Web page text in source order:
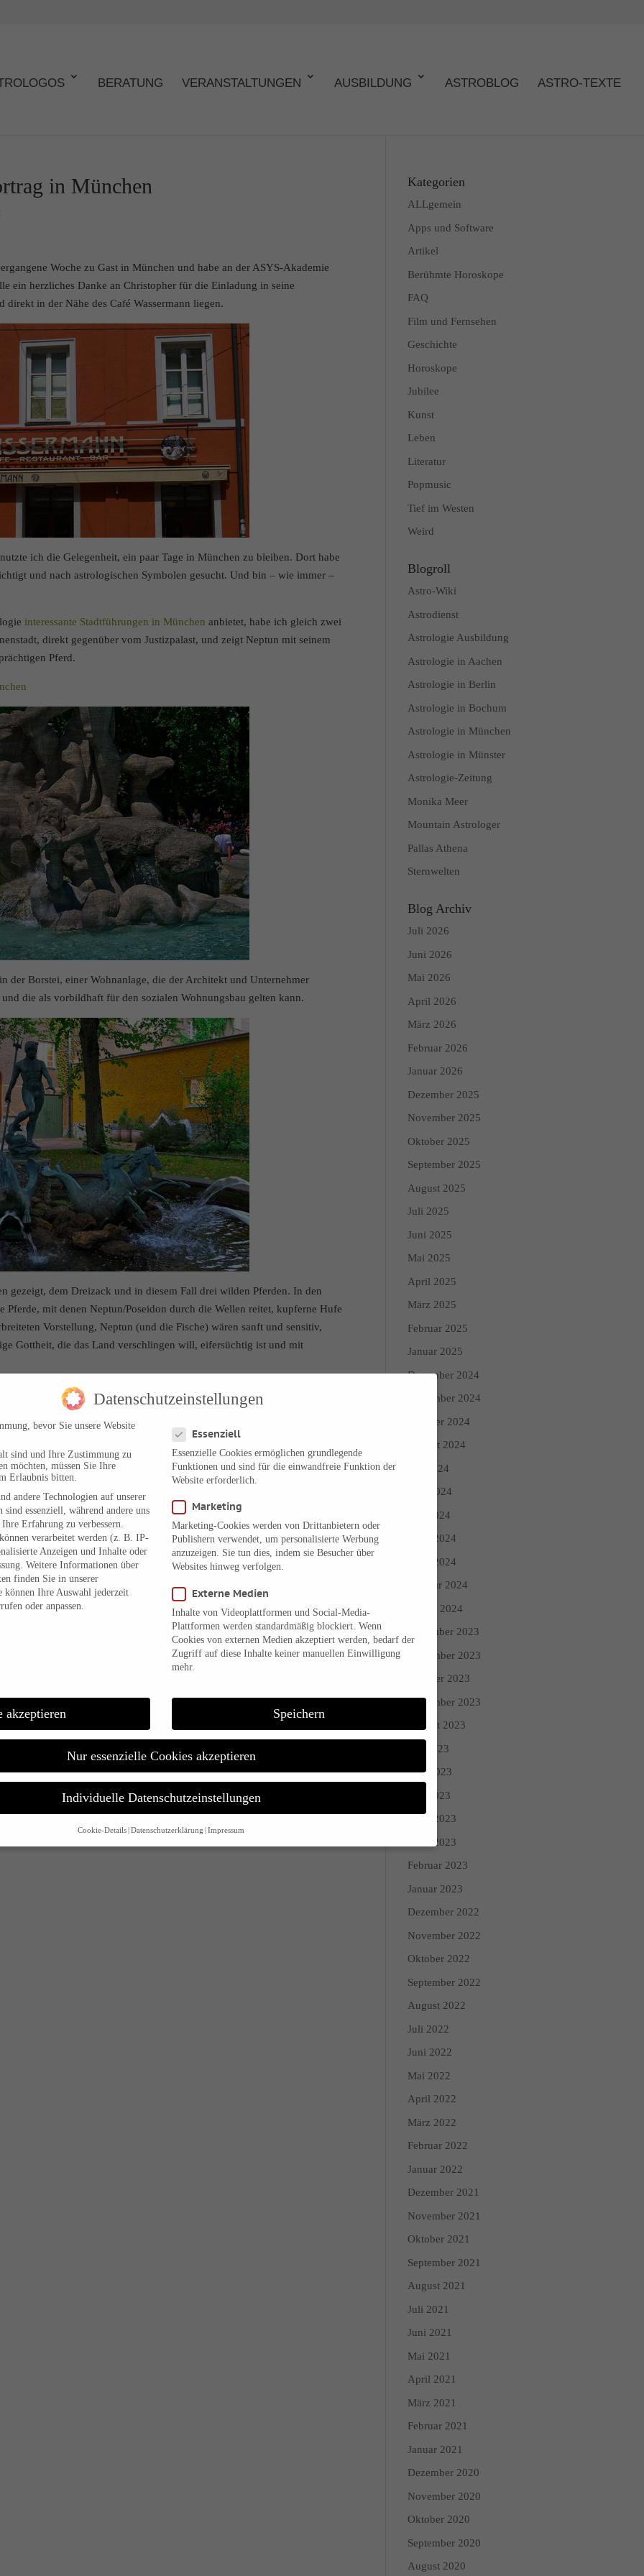
BERATUNG VERANSTALTUNGEN AUSBILDUNG ASTROBLOG ASTRO-TEXTE
in München
Woche zu Gast in München und habe an der ASYS-Akademie
ein herzliches Danke an Christopher für die Einladung in seine
in der Nähe des Café Wassermann liegen.
ich die Gelegenheit, ein paar Tage in München zu bleiben. Dort habe
und nach astrologischen Symbolen gesucht. Und bin – wie immer –
interessante Stadtführungen in München anbietet, habe ich gleich zwei
direkt gegenüber vom Justizpalast, und zeigt Neptun mit seinem
Pferd.
der Borstei, einer Wohnanlage, die der Architekt und Unternehmer
die als vorbildhaft für den sozialen Wohnungsbau gelten kann.
gezeigt, dem Dreizack und in diesem Fall drei wilden Pferden. In den
Pferde, mit denen Neptun/Poseidon durch die Wellen reitet, kupferne Hufe
Vorstellung, Neptun (und die Fische) wären sanft und sensitiv,
Gottheit, die das Land verschlingen will, eifersüchtig ist und mit
dieser Welt um einige Facetten erweitert werden. Jedenfalls
am Tag darauf mit Christopher noch ein wenig gefachsimpelt.
2012 dort wieder einen Vortrag halten. In den kommenden Wochen
der NRW-Sommerferien wird der nächste Newsletter verschickt.
.
sonnige August-Tage. Und allen, die in Urlaub fahren, einen
Kategorien
ALLgemein
Apps und Software
Artikel
Berühmte Horoskope
FAQ
Film und Fernsehen
Geschichte
Horoskope
Jubilee
Kunst
Leben
Literatur
Popmusic
Tief im Westen
Weird
Blogroll
Astro-Wiki
Astrodienst
Astrologie Ausbildung
Astrologie in Aachen
Astrologie in Berlin
Astrologie in Bochum
Astrologie in München
Astrologie in Münster
Astrologie-Zeitung
Monika Meer
Mountain Astrologer
Pallas Athena
Sternwelten
Blog Archiv
Juli 2026
Juni 2026
Mai 2026
April 2026
März 2026
Februar 2026
Januar 2026
Dezember 2025
November 2025
Oktober 2025
September 2025
August 2025
Juli 2025
Juni 2025
Mai 2025
April 2025
März 2025
Februar 2025
Januar 2025
Dezember 2024
November 2024
Oktober 2024
August 2024
Juli 2024
Juni 2024
Mai 2024
April 2024
März 2024
Februar 2024
Januar 2024
Dezember 2023
November 2023
Oktober 2023
September 2023
August 2023
Juli 2023
Juni 2023
Mai 2023
April 2023
März 2023
Februar 2023
Januar 2023
Dezember 2022
November 2022
Oktober 2022
September 2022
August 2022
Juli 2022
Juni 2022
Mai 2022
April 2022
März 2022
Februar 2022
Januar 2022
Dezember 2021
November 2021
Oktober 2021
September 2021
August 2021
Juli 2021
Juni 2021
Mai 2021
April 2021
März 2021
Februar 2021
Januar 2021
Dezember 2020
November 2020
Oktober 2020
September 2020
August 2020
Datenschutzeinstellungen
bevor Sie unsere Website
sind und Ihre Zustimmung zu
möchten, müssen Sie Ihre
Erlaubnis bitten.
andere Technologien auf unserer
essenziell, während andere uns
Erfahrung zu verbessern.
verarbeitet werden (z. B. IP-
Anzeigen und Inhalte oder
Weitere Informationen über
finden Sie in unserer
können Ihre Auswahl jederzeit
oder anpassen.
Essenziell
Essenzielle Cookies ermöglichen grundlegende
Funktionen und sind für die einwandfreie Funktion der
Website erforderlich.
Marketing
Marketing-Cookies werden von Drittanbietern oder
Publishern verwendet, um personalisierte Werbung
anzuzeigen. Sie tun dies, indem sie Besucher über
Websites hinweg verfolgen.
Externe Medien
Inhalte von Videoplattformen und Social-Media-
Plattformen werden standardmäßig blockiert. Wenn
Cookies von externen Medien akzeptiert werden, bedarf der
Zugriff auf diese Inhalte keiner manuellen Einwilligung
mehr.
akzeptieren Speichern
Nur essenzielle Cookies akzeptieren
Individuelle Datenschutzeinstellungen
Cookie-Details Datenschutzerklärung Impressum
Datenschutzeinstellungen
Weitere Informationen über die Verwendung
über alle verwendeten Cookies. Sie können Ihre Einwilligung zu ganzen Kategorien geben oder
Zurück
Impressum